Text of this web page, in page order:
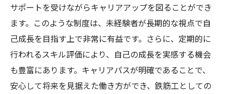
サポートを受けながらキャリアアップを図ることができ
ます。このような制度は、未経験者が長期的な視点で自
己成長を目指す上で非常に有益です。さらに、定期的に
行われるスキル評価により、自己の成長を実感する機会
も豊富にあります。キャリアパスが明確であることで、
安心して将来を見据えた働き方ができ、鉄筋工としての